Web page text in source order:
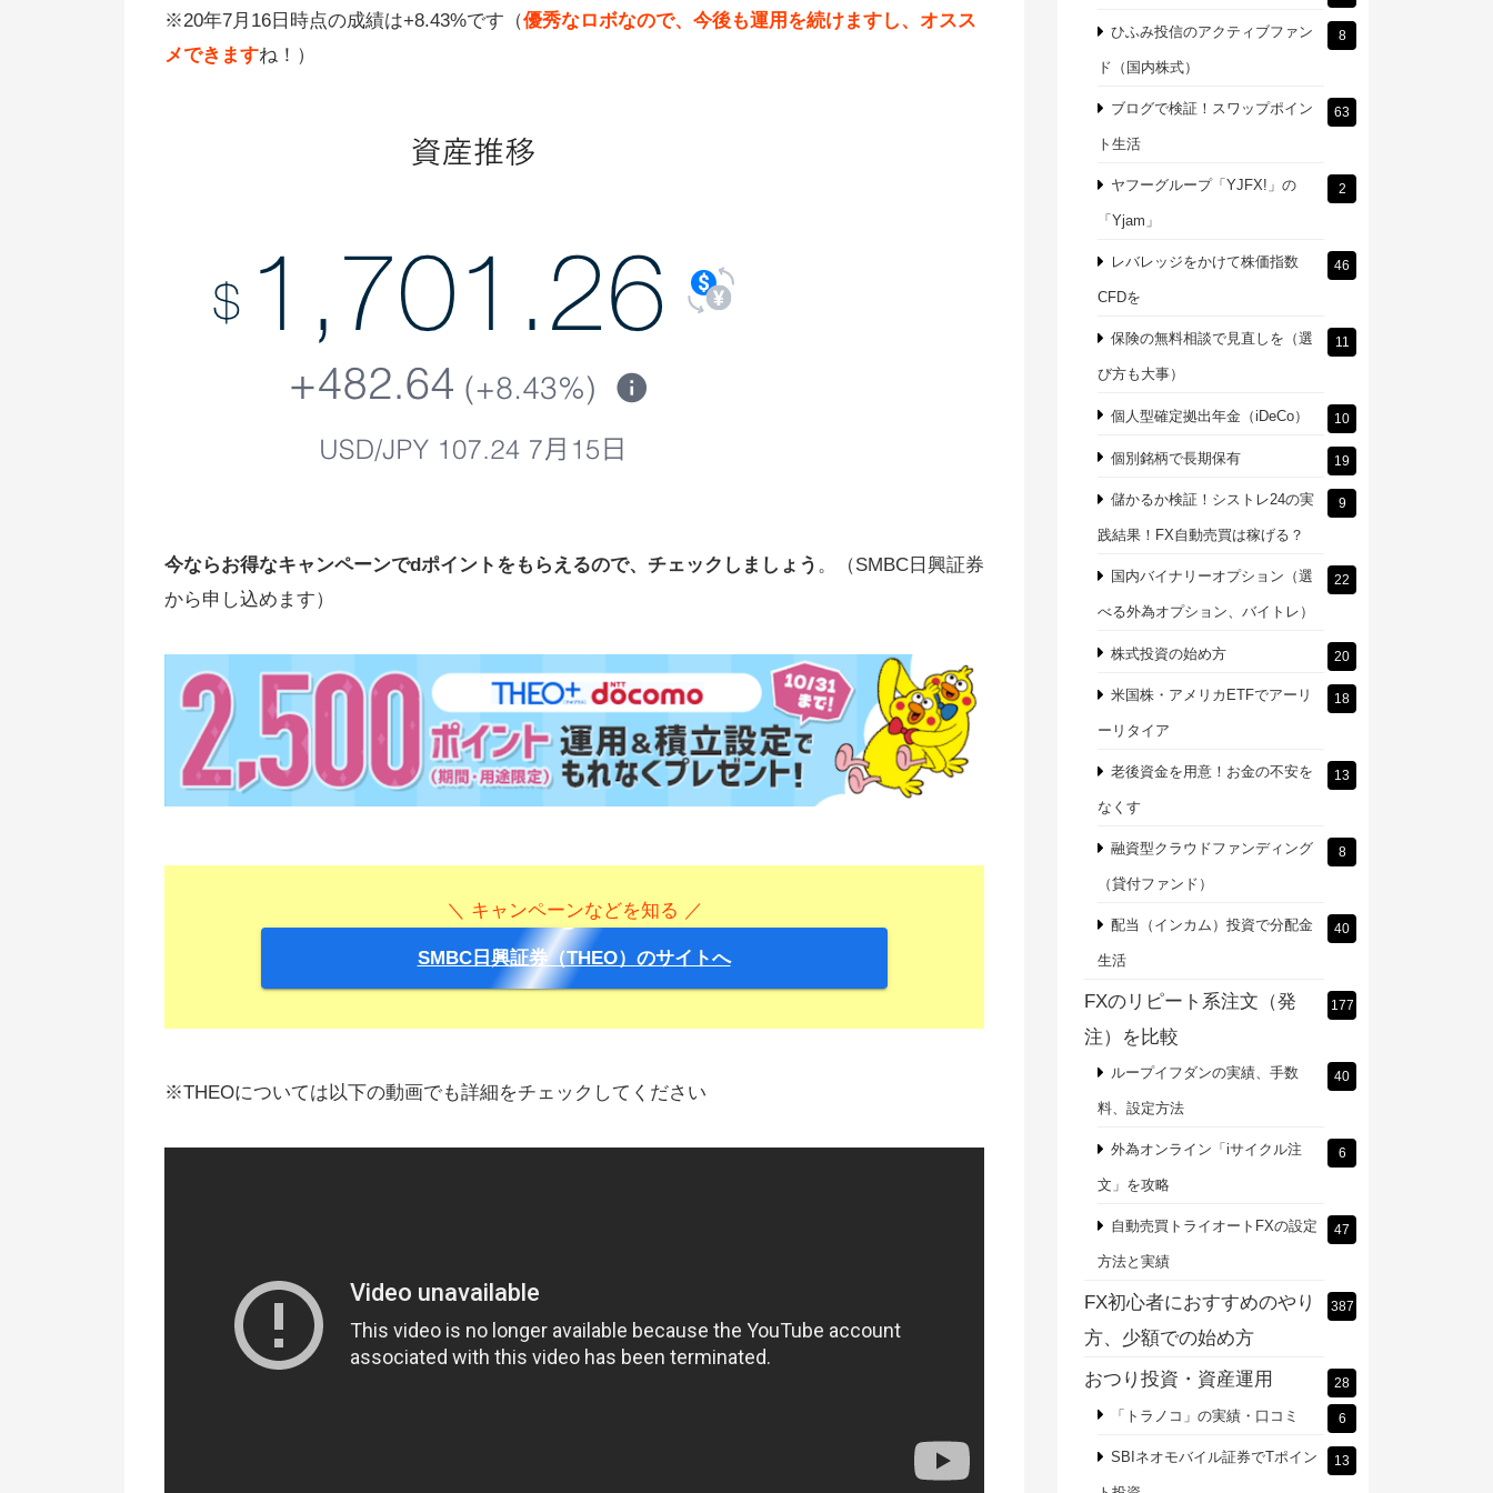
※20年7月16日時点の成績は+8.43%です（優秀なロボなので、今後も運用を続けますし、オスス
メできますね！）
今ならお得なキャンペーンでdポイントをもらえるので、チェックしましょう 。（SMBC日興証券
から申し込めます）
＼ キャンペーンなどを知る ／
SMBC日興証券（THEO）のサイトへ
※THEOについては以下の動画でも詳細をチェックしてください
ひふみ投信のアクティブファン
ド（国内株式）
8
ブログで検証！スワップポイン
ト生活
63
ヤフーグループ「YJFX!」の
「Yjam」
2
レバレッジをかけて株価指数
CFDを
46
保険の無料相談で見直しを（選
び方も大事）
11
個人型確定拠出年金（iDeCo） 10
個別銘柄で長期保有 19
儲かるか検証！シストレ24の実
践結果！FX自動売買は稼げる？
9
国内バイナリーオプション（選
べる外為オプション、バイトレ）
22
株式投資の始め方 20
米国株・アメリカETFでアーリ
ーリタイア
18
老後資金を用意！お金の不安を
なくす
13
融資型クラウドファンディング
（貸付ファンド）
8
配当（インカム）投資で分配金
生活
40
FXのリピート系注文（発
注）を比較
177
ループイフダンの実績、手数
料、設定方法
40
外為オンライン「iサイクル注
文」を攻略
6
自動売買トライオートFXの設定
方法と実績
47
FX初心者におすすめのやり
方、少額での始め方
387
おつり投資・資産運用 28
「トラノコ」の実績・口コミ 6
SBIネオモバイル証券でTポイン 13